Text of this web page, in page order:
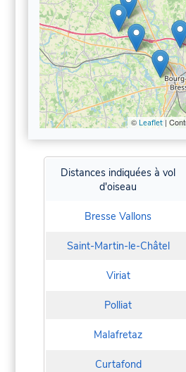
© Leaflet|
Distances indiquées à vol
d'oiseau
Bresse Vallons
Saint-Martin-le-Châtel
Viriat
Polliat
Malafretaz
Curtafond